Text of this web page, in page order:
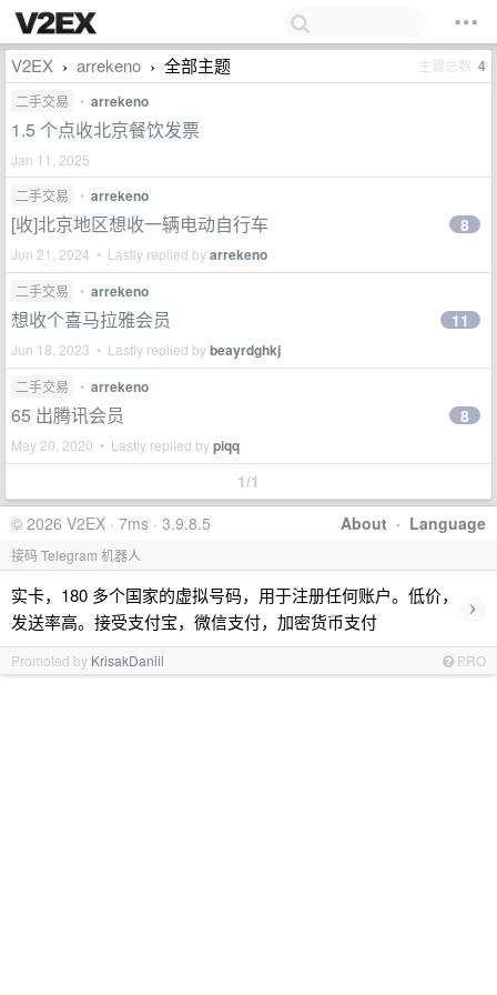
V2EX › arrekeno › 全部主题 主题总数 4
二手交易 • arrekeno
1.5 个点收北京餐饮发票
Jan 11, 2025
二手交易
• arrekeno
[收]北京地区想收一辆电动自行车
Jun 21, 2024 • Lastly replied byarrekeno
8
二手交易 • arrekeno
想收个喜马拉雅会员
Jun 18, 2023 • Lastly replied bybeayrdghkj
11
二手交易 • arrekeno
65 出腾讯会员
May 20, 2020 • Lastly replied bypiqq
8
1/1
About · Language
© 2026 V2EX · 7ms · 3.9.8.5
接码 Telegram 机器人
实卡，180 多个国家的虚拟号码，用于注册任何账户。低价，
发送率高。接受支付宝，微信支付，加密货币支付
›
Promoted by KrisakDaniil PRO